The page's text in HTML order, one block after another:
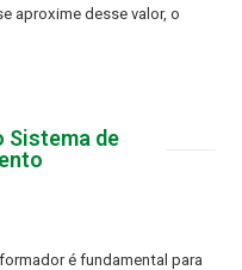
aproxime desse valor, o
Sistema de
é fundamental para